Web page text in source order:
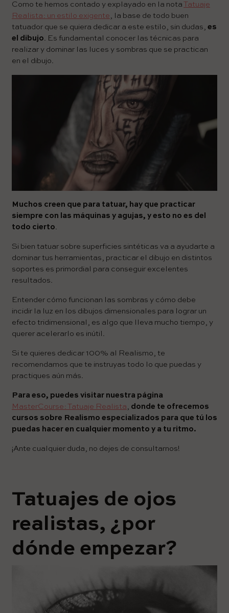
Como te hemos contado y explayado en la nota Tatuaje
Realista: un estilo exigente , la base de todo buen
tatuador que se quiera dedicar a este estilo, sin dudas, es
el dibujo. Es fundamental conocer las técnicas para
realizar y dominar las luces y sombras que se practican
en el dibujo.
Muchos creen que para tatuar, hay que practicar
siempre con las máquinas y agujas, y esto no es del
todo cierto.
Si bien tatuar sobre superficies sintéticas va a ayudarte a
dominar tus herramientas, practicar el dibujo en distintos
soportes es primordial para conseguir excelentes
resultados.
Entender cómo funcionan las sombras y cómo debe
incidir la luz en los dibujos dimensionales para lograr un
efecto tridimensional, es algo que lleva mucho tiempo, y
querer acelerarlo es inútil.
Si te quieres dedicar 100% al Realismo, te
recomendamos que te instruyas todo lo que puedas y
practiques aún más.
Para eso, puedes visitar nuestra página
MasterCourse: Tatuaje Realista , donde te ofrecemos
cursos sobre Realismo especializados para que tú los
puedas hacer en cualquier momento y a tu ritmo.
¡Ante cualquier duda, no dejes de consultarnos!
Tatuajes de ojos
realistas, ¿por
dónde empezar?